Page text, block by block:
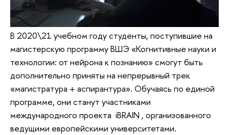
В 2020\21 учебном году студенты, поступившие на
магистерскую программу ВШЭ «Когнитивные науки и
технологии: от нейрона к познанию» смогут быть
дополнительно приняты на непрерывный трек
«магистратура + аспирантура». Обучаясь по единой
программе, они станут участниками
международного проекта iBRAIN , организованного
ведущими европейскими университетами.